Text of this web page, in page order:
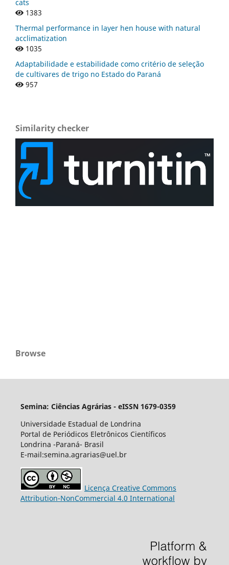
cats
1383
Thermal performance in layer hen house with natural
acclimatization
1035
Adaptabilidade e estabilidade como critério de seleção
de cultivares de trigo no Estado do Paraná
957
Similarity checker
Browse
Semina: Ciências Agrárias - eISSN 1679-0359
Universidade Estadual de Londrina
Portal de Periódicos Eletrônicos Científicos
Londrina -Paraná- Brasil
E-mail:semina.agrarias@uel.br
Licença Creative Commons
Attribution-NonCommercial 4.0 International